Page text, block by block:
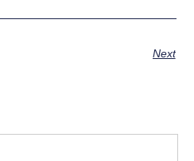
Next